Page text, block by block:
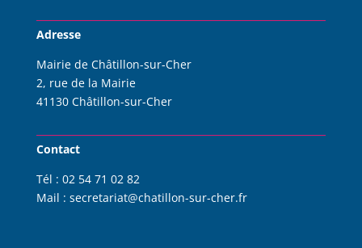
Adresse
Mairie de Châtillon-sur-Cher
2, rue de la Mairie
41130 Châtillon-sur-Cher
Contact
Tél : 02 54 71 02 82
Mail : secretariat@chatillon-sur-cher.fr